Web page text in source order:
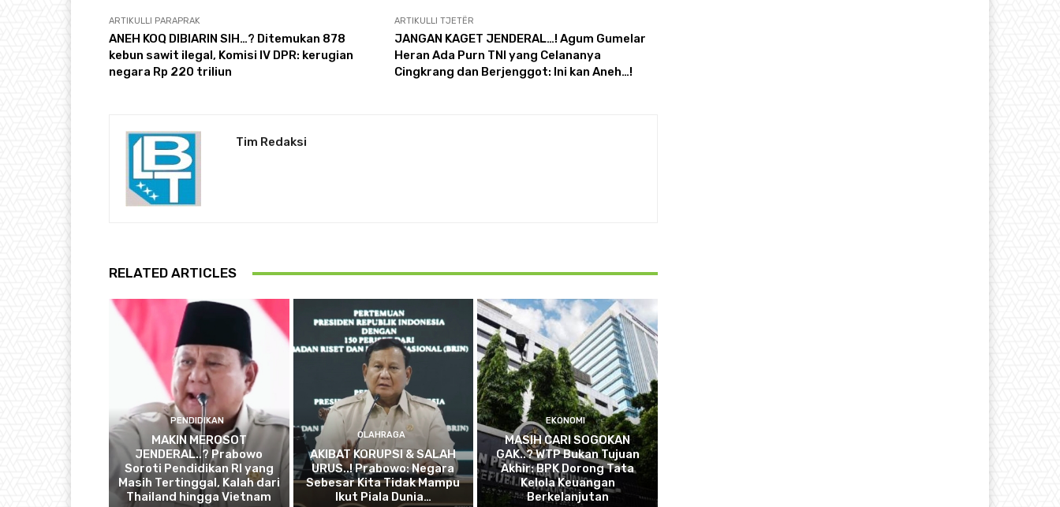
ARTIKULLI PARAPRAK
ANEH KOQ DIBIARIN SIH…? Ditemukan 878
kebun sawit ilegal, Komisi IV DPR: kerugian
negara Rp 220 triliun
ARTIKULLI TJETËR
JANGAN KAGET JENDERAL…! Agum Gumelar
Heran Ada Purn TNI yang Celananya
Cingkrang dan Berjenggot: Ini kan Aneh…!
Tim Redaksi
RELATED ARTICLES
PENDIDIKAN
MAKIN MEROSOT
JENDERAL..? Prabowo
Soroti Pendidikan RI yang
Masih Tertinggal, Kalah dari
Thailand hingga Vietnam
OLAHRAGA
AKIBAT KORUPSI & SALAH
URUS..! Prabowo: Negara
Sebesar Kita Tidak Mampu
Ikut Piala Dunia…
EKONOMI
MASIH CARI SOGOKAN
GAK..? WTP Bukan Tujuan
Akhir: BPK Dorong Tata
Kelola Keuangan
Berkelanjutan